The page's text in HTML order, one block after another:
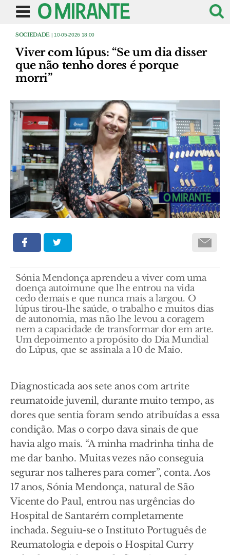
SOCIEDADE | 10-05-2026 18:00
Viver com lúpus: “Se um dia disser
que não tenho dores é porque
morri”
Sónia Mendonça aprendeu a viver com uma
doença autoimune que lhe entrou na vida
cedo demais e que nunca mais a largou. O
lúpus tirou-lhe saúde, o trabalho e muitos dias
de autonomia, mas não lhe levou a coragem
nem a capacidade de transformar dor em arte.
Um depoimento a propósito do Dia Mundial
do Lúpus, que se assinala a 10 de Maio.
Diagnosticada aos sete anos com artrite
reumatoide juvenil, durante muito tempo, as
dores que sentia foram sendo atribuídas a essa
condição. Mas o corpo dava sinais de que
havia algo mais. “A minha madrinha tinha de
me dar banho. Muitas vezes não conseguia
segurar nos talheres para comer”, conta. Aos
17 anos, Sónia Mendonça, natural de São
Vicente do Paul, entrou nas urgências do
Hospital de Santarém completamente
inchada. Seguiu-se o Instituto Português de
Reumatologia e depois o Hospital Curry